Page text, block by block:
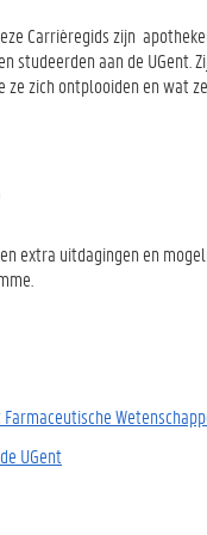
Carrièregids zijn
studeerden aan de UGent.
ze zich ontplooiden en wat
extra uitdagingen en
UGent